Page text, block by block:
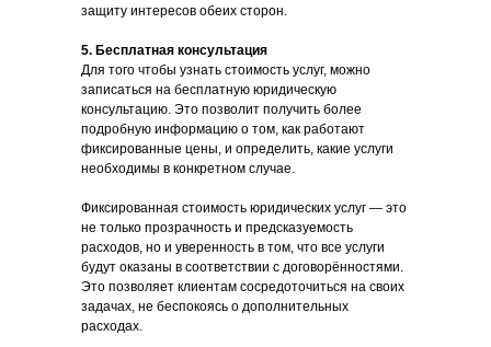
защиту интересов обеих сторон.
5. Бесплатная консультация
Для того чтобы узнать стоимость услуг, можно
записаться на бесплатную юридическую
консультацию. Это позволит получить более
подробную информацию о том, как работают
фиксированные цены, и определить, какие услуги
необходимы в конкретном случае.
Фиксированная стоимость юридических услуг — это
не только прозрачность и предсказуемость
расходов, но и уверенность в том, что все услуги
будут оказаны в соответствии с договорённостями.
Это позволяет клиентам сосредоточиться на своих
задачах, не беспокоясь о дополнительных
расходах.